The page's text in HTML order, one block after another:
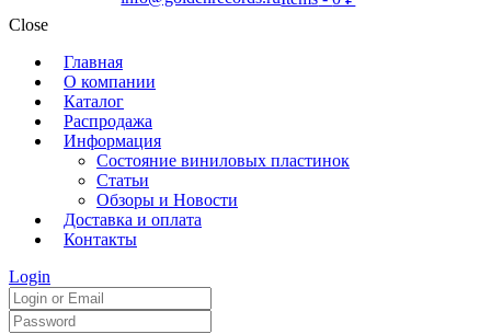
Close
Главная
О компании
Каталог
Распродажа
Информация
Состояние виниловых пластинок
Статьи
Обзоры и Новости
Доставка и оплата
Контакты
Login